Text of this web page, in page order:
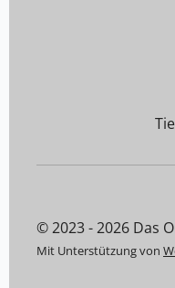
© 2023 - 2026 Das
Mit Unterstützung von